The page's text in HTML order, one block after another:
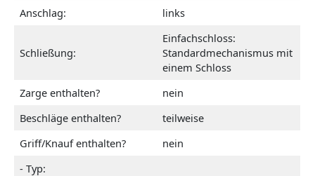
Anschlag:
links
Schließung:
Einfachschloss:
Standardmechanismus mit
einem Schloss
Zarge enthalten?
nein
Beschläge enthalten?
teilweise
Griff/Knauf enthalten?
nein
- Typ: